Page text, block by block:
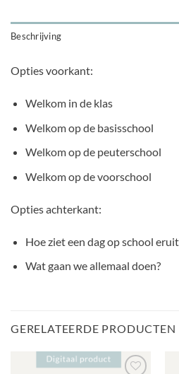
Beschrijving
Opties voorkant:
Welkom in de klas
Welkom op de basisschool
Welkom op de peuterschool
Welkom op de voorschool
Opties achterkant:
Hoe ziet een dag op school
Wat gaan we allemaal doen?
GERELATEERDE PRODUCTEN